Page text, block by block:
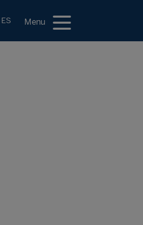
ES Menu